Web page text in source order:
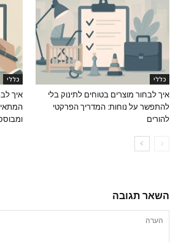
כללי
איך לבחור מוצרים בטוחים לתינוק בלי
להתפשר על נוחות: המדריך הפרקטי
להורים
כללי
איך
השאר תגובה